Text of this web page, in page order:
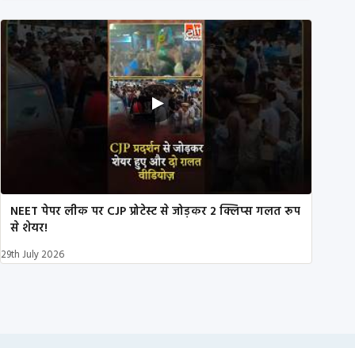
NEET पेपर लीक पर CJP प्रोटेस्ट से जोड़कर 2 क्लिप्स गलत रूप
से शेयर!
29th July 2026